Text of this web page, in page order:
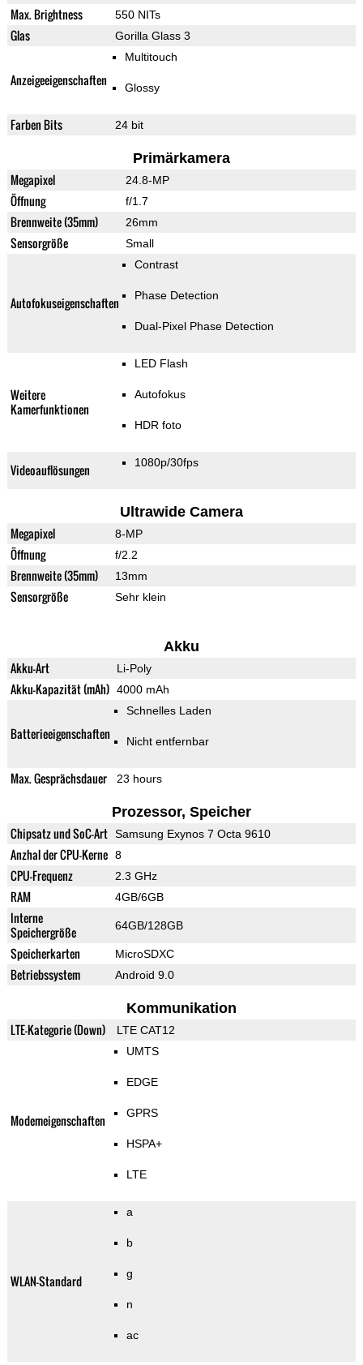
Max. Brightness 550 NITs
Glas Gorilla Glass 3
Anzeigeeigenschaften
Multitouch
Glossy
Farben Bits 24 bit
Primärkamera
Megapixel 24.8-MP
Öffnung f/1.7
Brennweite (35mm) 26mm
Sensorgröße Small
Autofokuseigenschaften
Contrast
Phase Detection
Dual-Pixel Phase Detection
Weitere
Kamerfunktionen
LED Flash
Autofokus
HDR foto
Videoauflösungen 1080p/30fps
Ultrawide Camera
Megapixel 8-MP
Öffnung f/2.2
Brennweite (35mm) 13mm
Sensorgröße Sehr klein
Akku
Akku-Art Li-Poly
Akku-Kapazität (mAh) 4000 mAh
Batterieeigenschaften
Schnelles Laden
Nicht entfernbar
Max. Gesprächsdauer 23 hours
Prozessor, Speicher
Chipsatz und SoC-Art Samsung Exynos 7 Octa 9610
Anzhal der CPU-Kerne 8
CPU-Frequenz 2.3 GHz
RAM 4GB/6GB
Interne
Speichergröße
64GB/128GB
Speicherkarten MicroSDXC
Betriebssystem Android 9.0
Kommunikation
LTE-Kategorie (Down) LTE CAT12
Modemeigenschaften
UMTS
EDGE
GPRS
HSPA+
LTE
WLAN-Standard
a
b
g
n
ac